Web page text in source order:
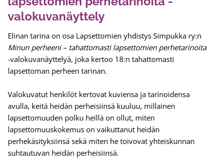
valokuvanäyttely
Elinan tarina on osa Lapsettomien yhdistys Simpukka ry:n
Minun perheeni – tahattomasti lapsettomien perhetarinoita
-valokuvanäyttelyä, joka kertoo 18:n tahattomasti
lapsettoman perheen tarinan.
Valokuvatut henkilöt kertovat kuviensa ja tarinoidensa
avulla, keitä heidän perheisiinsä kuuluu, millainen
lapsettomuuden polku heillä on ollut, miten
lapsettomuuskokemus on vaikuttanut heidän
perhekäsityksiinsä sekä miten he toivovat yhteiskunnan
suhtautuvan heidän perheisiinsä.